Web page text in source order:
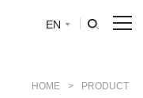
EN
HOME > PRODUCT